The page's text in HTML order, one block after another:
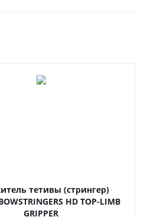
тетивы (стрингер)
HD TOP-LIMB
GRIPPER